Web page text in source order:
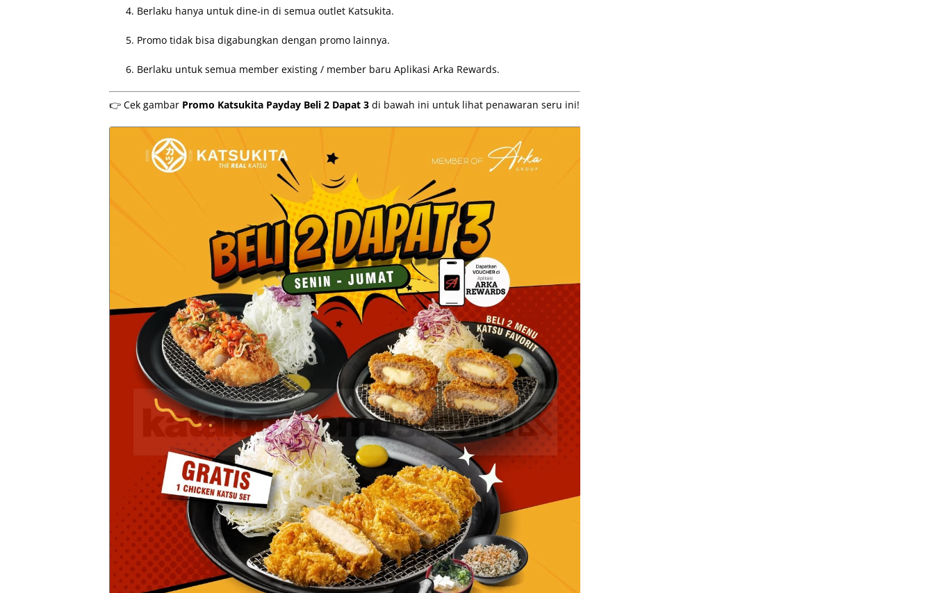
Berlaku hanya untuk dine-in di semua outlet Katsukita.
Promo tidak bisa digabungkan dengan promo lainnya.
Berlaku untuk semua member existing / member baru Aplikasi Arka Rewards.
👉 Cek gambar Promo Katsukita Payday Beli 2 Dapat 3 di bawah ini untuk lihat penawaran seru ini!